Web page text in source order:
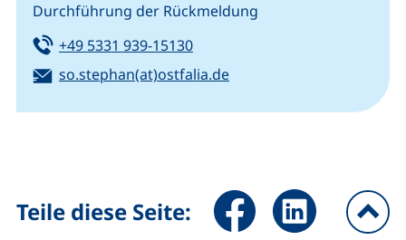
Durchführung der Rückmeldung
Tel:
+49 5331 939-15130(startet einen Telefonanruf,
E-Mail:
so.stephan(at)ostfalia.de(öffnet Ihr E-Mail-
Teile diese Seite: Seite über Facebook teilen
Seite über